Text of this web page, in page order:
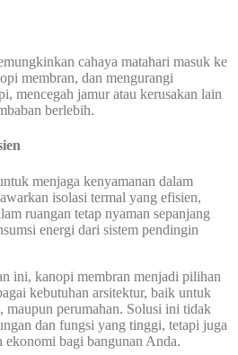
cahaya matahari masuk ke
membran, dan mengurangi
mencegah jamur atau kerusakan lain
berlebih.
menjaga kenyamanan dalam
isolasi termal yang efisien,
ruangan tetap nyaman sepanjang
energi dari sistem pendingin
ini, kanopi membran menjadi pilihan
kebutuhan arsitektur, baik untuk
perumahan. Solusi ini tidak
dan fungsi yang tinggi, tetapi juga
ekonomi bagi bangunan Anda.